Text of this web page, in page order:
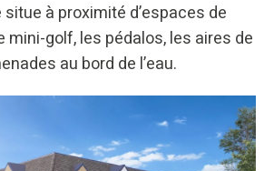
à proximité d’espaces de
mini-golf, les pédalos, les aires de
au bord de l’eau.